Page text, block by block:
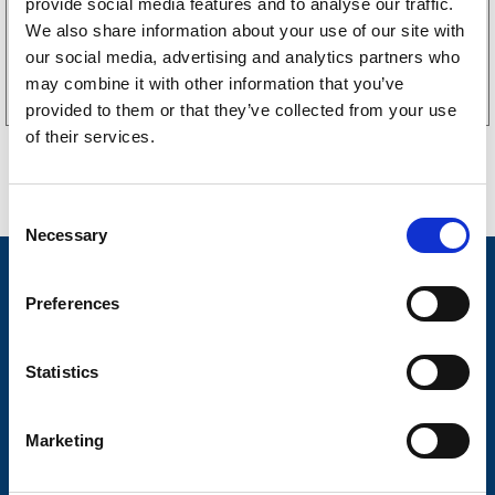
provide social media features and to analyse our traffic.
We also share information about your use of our site with
our social media, advertising and analytics partners who
may combine it with other information that you’ve
provided to them or that they’ve collected from your use
of their services.
o
Necessary
Preferences
Statistics
Marketing
Köp online
Släpvagnsservice
Frågor & Svar
Butikskoncept